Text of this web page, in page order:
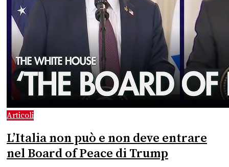
Articoli
L’Italia non può e non deve entrare
nel Board of Peace di Trump